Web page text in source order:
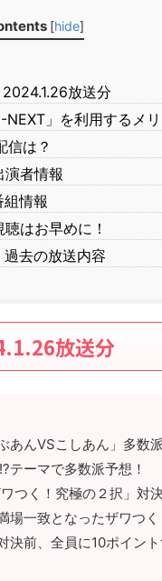
[hide]
放送分
」を利用するメリ
信は？
者情報
情報
はお早めに！
過去の放送内容
放送分
あんVSこしあん」多数
テーマで多数派予想！
つく！究極の２択」対決
場一致となったザワつく
決前、全員に10ポイン